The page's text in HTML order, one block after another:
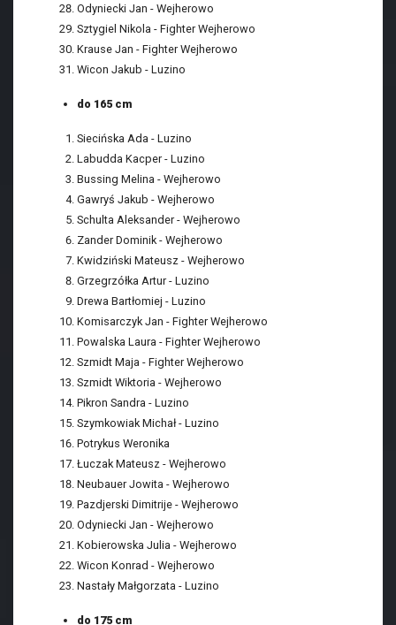
Odyniecki Jan - Wejherowo
Sztygiel Nikola - Fighter Wejherowo
Krause Jan - Fighter Wejherowo
Wicon Jakub - Luzino
do 165 cm
Siecińska Ada - Luzino
Labudda Kacper - Luzino
Bussing Melina - Wejherowo
Gawryś Jakub - Wejherowo
Schulta Aleksander - Wejherowo
Zander Dominik - Wejherowo
Kwidziński Mateusz - Wejherowo
Grzegrzółka Artur - Luzino
Drewa Bartłomiej - Luzino
Komisarczyk Jan - Fighter Wejherowo
Powalska Laura - Fighter Wejherowo
Szmidt Maja - Fighter Wejherowo
Szmidt Wiktoria - Wejherowo
Pikron Sandra - Luzino
Szymkowiak Michał - Luzino
Potrykus Weronika
Łuczak Mateusz - Wejherowo
Neubauer Jowita - Wejherowo
Pazdjerski Dimitrije - Wejherowo
Odyniecki Jan - Wejherowo
Kobierowska Julia - Wejherowo
Wicon Konrad - Wejherowo
Nastały Małgorzata - Luzino
do 175 cm